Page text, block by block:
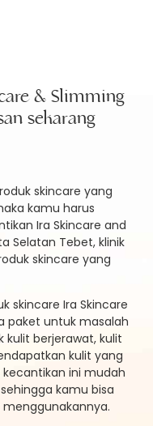
& Slimming
sekarang
skincare yang
kamu harus
Ira Skincare and
Selatan Tebet, klinik
skincare yang
skincare Ira Skincare
paket untuk masalah
berjerawat, kulit
kulit yang
kecantikan ini mudah
kamu bisa